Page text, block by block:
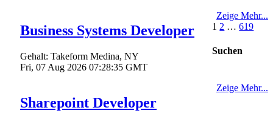
Business Systems Developer
Gehalt: Takeform Medina, NY
Fri, 07 Aug 2026 07:28:35 GMT
Zeige Mehr...
Sharepoint Developer
Zeige Mehr...
1 2 … 619
Suchen